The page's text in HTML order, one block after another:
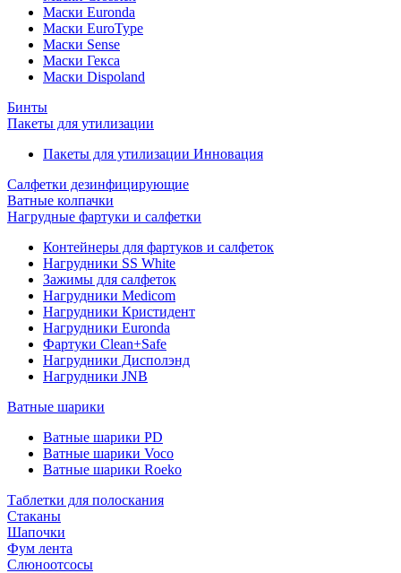
Маски Euronda
Маски EuroType
Маски Sense
Маски Гекса
Маски Dispoland
Бинты
Пакеты для утилизации
Пакеты для утилизации Инновация
Салфетки дезинфицирующие
Ватные колпачки
Нагрудные фартуки и салфетки
Контейнеры для фартуков и салфеток
Нагрудники SS White
Зажимы для салфеток
Нагрудники Medicom
Нагрудники Кристидент
Нагрудники Euronda
Фартуки Clean+Safe
Нагрудники Дисполэнд
Нагрудники JNB
Ватные шарики
Ватные шарики PD
Ватные шарики Voco
Ватные шарики Roeko
Таблетки для полоскания
Стаканы
Шапочки
Фум лента
Слюноотсосы